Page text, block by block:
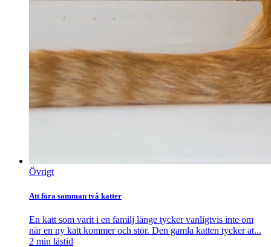
Övrigt
Att föra samman två katter
En katt som varit i en familj länge tycker vanligtvis inte om
när en ny katt kommer och stör. Den gamla katten tycker at...
2 min lästid